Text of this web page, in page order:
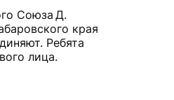
Союза Д.
края
Ребята
лица.